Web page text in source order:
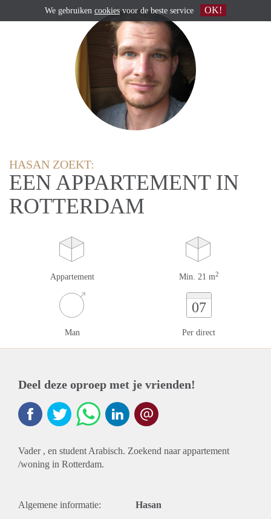
HASAN ZOEKT:
EEN APPARTEMENT IN
ROTTERDAM
Appartement Min. 21 m2
Man
07
Per direct
Deel deze oproep met je vrienden!
Vader , en student Arabisch. Zoekend naar appartement
/woning in Rotterdam.
Algemene informatie: Hasan
We gebruiken cookies voor de beste service OK!